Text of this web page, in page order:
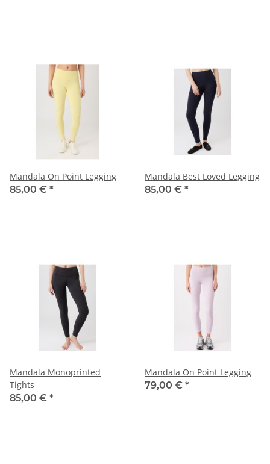
Mandala On Point Legging
85,00 € *
Mandala Best Loved Legging
85,00 € *
Mandala Monoprinted
Tights
85,00 € *
Mandala On Point Legging
79,00 € *